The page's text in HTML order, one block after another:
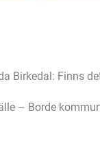
Birkedal: Finns
– Borde